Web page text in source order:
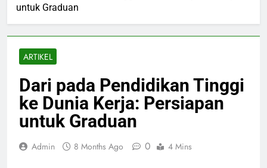
untuk Graduan
ARTIKEL
Dari pada Pendidikan Tinggi
ke Dunia Kerja: Persiapan
untuk Graduan
Admin 8 Months Ago 0 4 Mins